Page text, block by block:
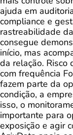
ajuda em
compliance e
rastreabilidade
consegue
início, mas
da relação. Risco
com frequência
fazem parte da
condição, a
isso, o
importante para
exposição e agir